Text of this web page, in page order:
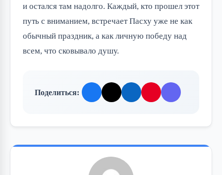
и остался там надолго. Каждый, кто прошел этот
путь с вниманием, встречает Пасху уже не как
обычный праздник, а как личную победу над
всем, что сковывало душу.
Поделиться: